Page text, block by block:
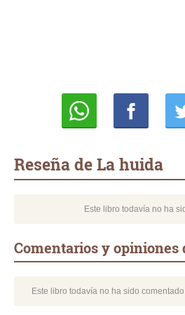
Reseña de La huida
Este libro todavía no ha
Comentarios y opiniones
Este libro todavía no ha sido